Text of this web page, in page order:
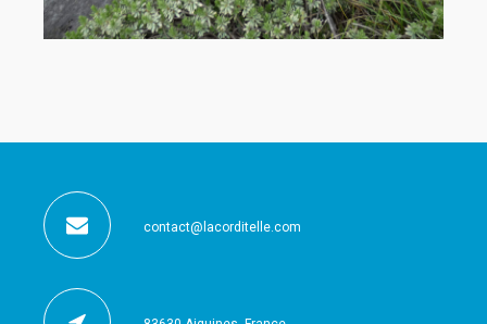
contact@lacorditelle.com